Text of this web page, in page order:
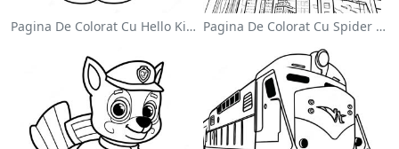
Pagina De Colorat Cu Hello Kitty Drăguță Cu Fundiță Pagina De Colorat Cu Spider Man Swinging Prin Oraș